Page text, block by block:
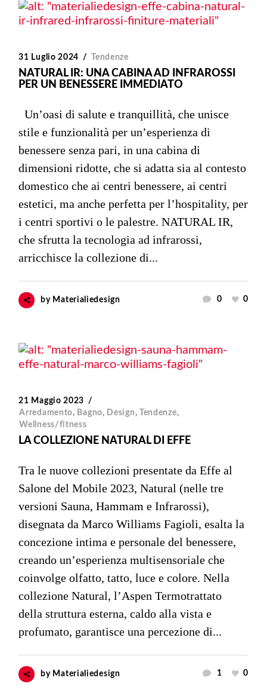
31 Luglio 2024 Tendenze
NATURAL IR: UNA CABINA AD INFRAROSSI
PER UN BENESSERE IMMEDIATO
Un’oasi di salute e tranquillità, che unisce
stile e funzionalità per un’esperienza di
benessere senza pari, in una cabina di
dimensioni ridotte, che si adatta sia al contesto
domestico che ai centri benessere, ai centri
estetici, ma anche perfetta per l’hospitality, per
i centri sportivi o le palestre. NATURAL IR,
che sfrutta la tecnologia ad infrarossi,
arricchisce la collezione di...
by Materialiedesign 0 0
21 Maggio 2023
Arredamento, Bagno, Design, Tendenze,
Wellness/fitness
LA COLLEZIONE NATURAL DI EFFE
Tra le nuove collezioni presentate da Effe al
Salone del Mobile 2023, Natural (nelle tre
versioni Sauna, Hammam e Infrarossi),
disegnata da Marco Williams Fagioli, esalta la
concezione intima e personale del benessere,
creando un’esperienza multisensoriale che
coinvolge olfatto, tatto, luce e colore. Nella
collezione Natural, l’Aspen Termotrattato
della struttura esterna, caldo alla vista e
profumato, garantisce una percezione di...
by Materialiedesign 1 0